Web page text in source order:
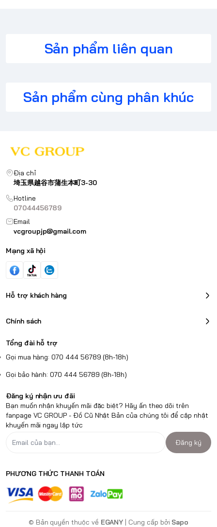
Sản phẩm liên quan
Sản phẩm cùng phân khúc
Địa chỉ
埼玉県越谷市蒲生本町3-30
Hotline
07044456789
Email
vcgroupjp@gmail.com
Mạng xã hội
Hỗ trợ khách hàng
Chính sách
Tổng đài hỗ trợ
Gọi mua hàng: 070 444 56789 (8h-18h)
Gọi bảo hành: 070 444 56789 (8h-18h)
Đăng ký nhận ưu đãi
Bạn muốn nhận khuyến mãi đặc biệt? Hãy ấn theo dõi trên
fanpage VC GROUP - Đồ Cũ Nhật Bản của chúng tôi để cập nhật
khuyến mãi ngay lập tức
Đăng ký
PHƯƠNG THỨC THANH TOÁN
© Bản quyền thuộc về EGANY | Cung cấp bởi Sapo